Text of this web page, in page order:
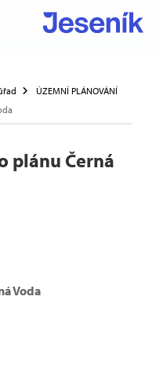
ÚZEMNÍ PLÁNOVÁNÍ
plánu Černá
Voda